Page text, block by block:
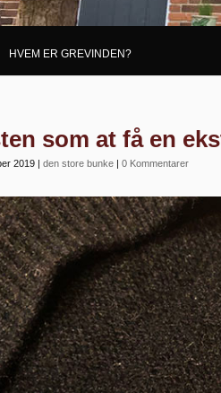
HVEM ER GREVINDEN?
som at få en
2019 | den store bunke | 0 Kommentarer